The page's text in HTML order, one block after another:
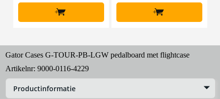
+ +
Gator Cases G-TOUR-PB-LGW pedalboard met flightcase
Artikelnr: 9000-0116-4229
Productinformatie